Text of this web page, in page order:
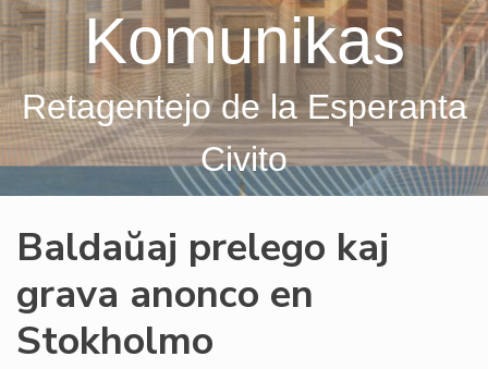
Komunikas
Retagentejo de la Esperanta
Civito
Baldaŭaj prelego kaj
grava anonco en
Stokholmo